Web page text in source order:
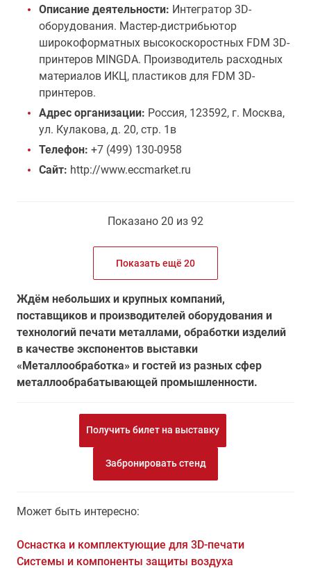
Описание деятельности: Интегратор 3D-
оборудования. Мастер-дистрибьютор
широкоформатных высокоскоростных FDM 3D-
принтеров MINGDA. Производитель расходных
материалов ИКЦ, пластиков для FDM 3D-
принтеров.
Адрес организации: Россия, 123592, г. Москва,
ул. Кулакова, д. 20, стр. 1в
Телефон: +7 (499) 130-0958
Сайт: http://www.eccmarket.ru
Показано 20 из 92
Показать ещё 20
Ждём небольших и крупных компаний,
поставщиков и производителей оборудования и
технологий печати металлами, обработки изделий
в качестве экспонентов выставки
«Металлообработка» и гостей из разных сфер
металлообрабатывающей промышленности.
Получить билет на выставку
Забронировать стенд
Может быть интересно:
Оснастка и комплектующие для 3D-печати
Системы и компоненты защиты воздуха